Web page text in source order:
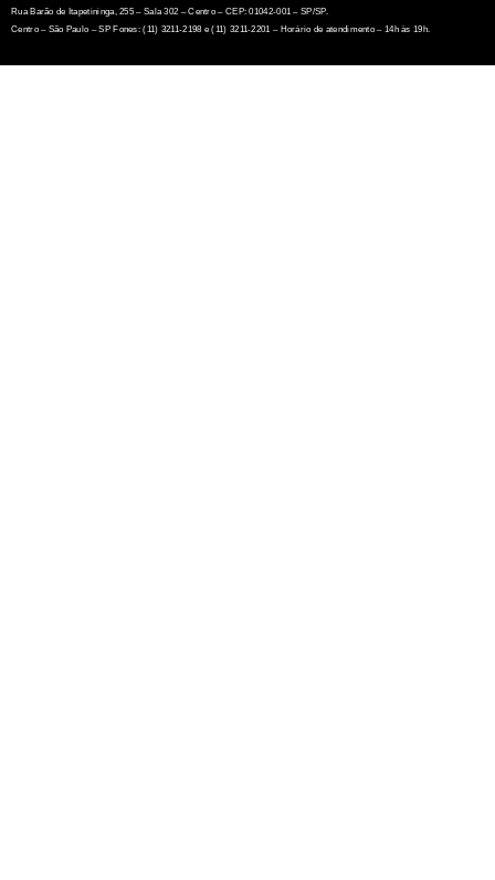
Rua Barão de Itapetininga, 255 – Sala 302 – Centro – CEP: 01042-001 – SP/SP.
Centro – São Paulo – SP Fones: (11) 3211-2198 e (11) 3211-2201 – Horário de atendimento – 14h às 19h.